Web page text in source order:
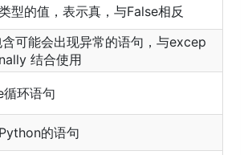
型的值，表示真，与False相反
可能会出现异常的语句，与excep
结合使用
环语句
的语句